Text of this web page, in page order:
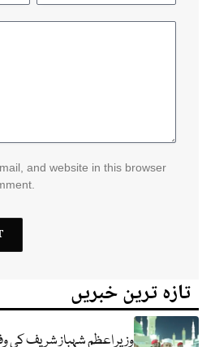
and website in this browser
تازہ ترین خبریں
وزیر اعظم شہباز شریف کی